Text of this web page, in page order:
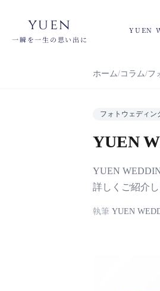
yuen
一瞬を一生の思い出に
YUEN
ホーム コラム フ
フォトウェディン
YUEN
YUEN
詳しくご紹介し
執筆 YUEN